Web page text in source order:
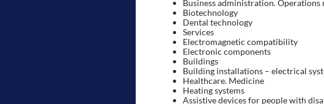
Business administration. Operations
Biotechnology
Dental technology
Services
Electromagnetic compatibility
Electronic components
Buildings
Building installations – electrical
Healthcare. Medicine
Heating systems
Assistive devices for people with